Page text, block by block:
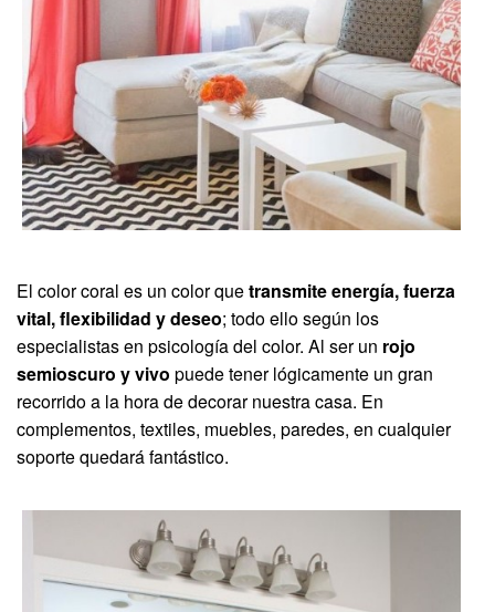
El color coral es un color quetransmite energía, fuerza
vital, flexibilidad y deseo; todo ello según los
especialistas en psicología del color. Al ser un rojo
semioscuro y vivo puede tener lógicamente un gran
recorrido a la hora de decorar nuestra casa. En
complementos, textiles, muebles, paredes, en cualquier
soporte quedará fantástico.